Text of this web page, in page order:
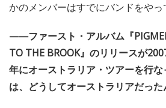
かのメンバーはすでにバンドをやっ
——ファースト・アルバム『
TO THE BROOK』のリリースが
年にオーストラリア・ツアーを行
は、どうしてオーストラリアだった